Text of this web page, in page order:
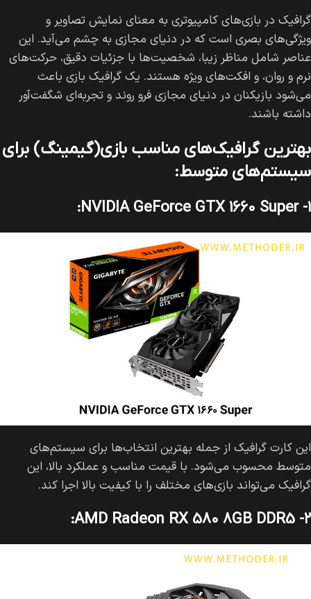
گرافیک در بازی‌های کامپیوتری به معنای نمایش تصاویر و
ویژگی‌های بصری است که در دنیای مجازی به چشم می‌آید. این
عناصر شامل مناظر زیبا، شخصیت‌ها با جزئیات دقیق، حرکت‌های
نرم و روان، و افکت‌های ویژه هستند. یک گرافیک بازی باعث
می‌شود بازیکنان در دنیای مجازی فرو روند و تجربه‌ای شگفت‌آور
داشته باشند.
بهترین گرافیک‌های مناسب بازی(گیمینگ) برای
سیستم‌های متوسط:
۱- NVIDIA GeForce GTX 1660 Super:
این کارت گرافیک از جمله بهترین انتخاب‌ها برای سیستم‌های
متوسط محسوب می‌شود. با قیمت مناسب و عملکرد بالا، این
گرافیک می‌تواند بازی‌های مختلف را با کیفیت بالا اجرا کند.
۲- AMD Radeon RX 580 8GB DDR5: